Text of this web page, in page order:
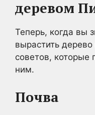
деревом
Теперь, когда вы
вырастить
советов, которые
ним.
Почва